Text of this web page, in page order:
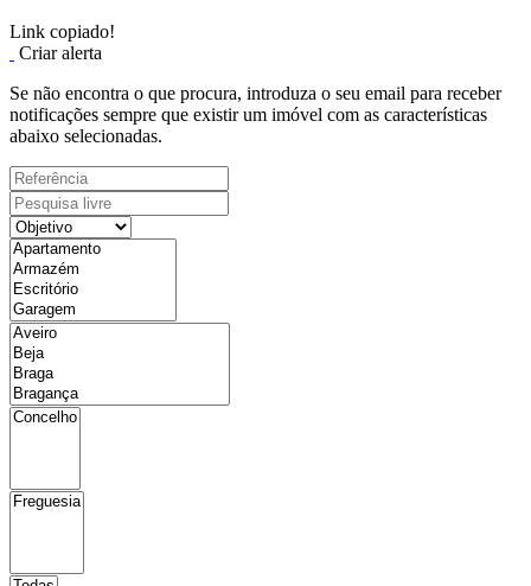
Link copiado!
Criar alerta
Se não encontra o que procura, introduza o seu email para receber
notificações sempre que existir um imóvel com as características
abaixo selecionadas.